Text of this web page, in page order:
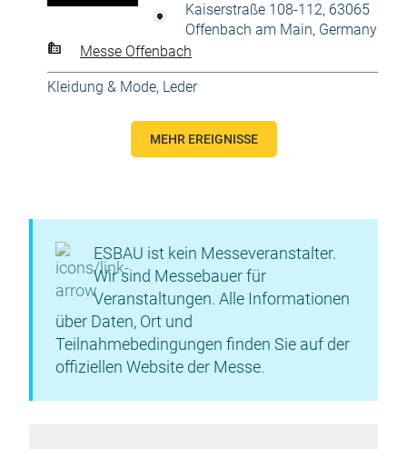
Kaiserstraße 108-112, 63065
Offenbach am Main, Germany
Messe Offenbach
Kleidung & Mode, Leder
MEHR EREIGNISSE
ESBAU ist kein Messeveranstalter.
Wir sind Messebauer für
Veranstaltungen. Alle Informationen
über Daten, Ort und
Teilnahmebedingungen finden Sie auf der
offiziellen Website der Messe.